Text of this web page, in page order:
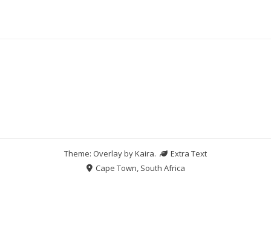
Theme: Overlay byKaira.
Extra Text
Cape Town, South Africa